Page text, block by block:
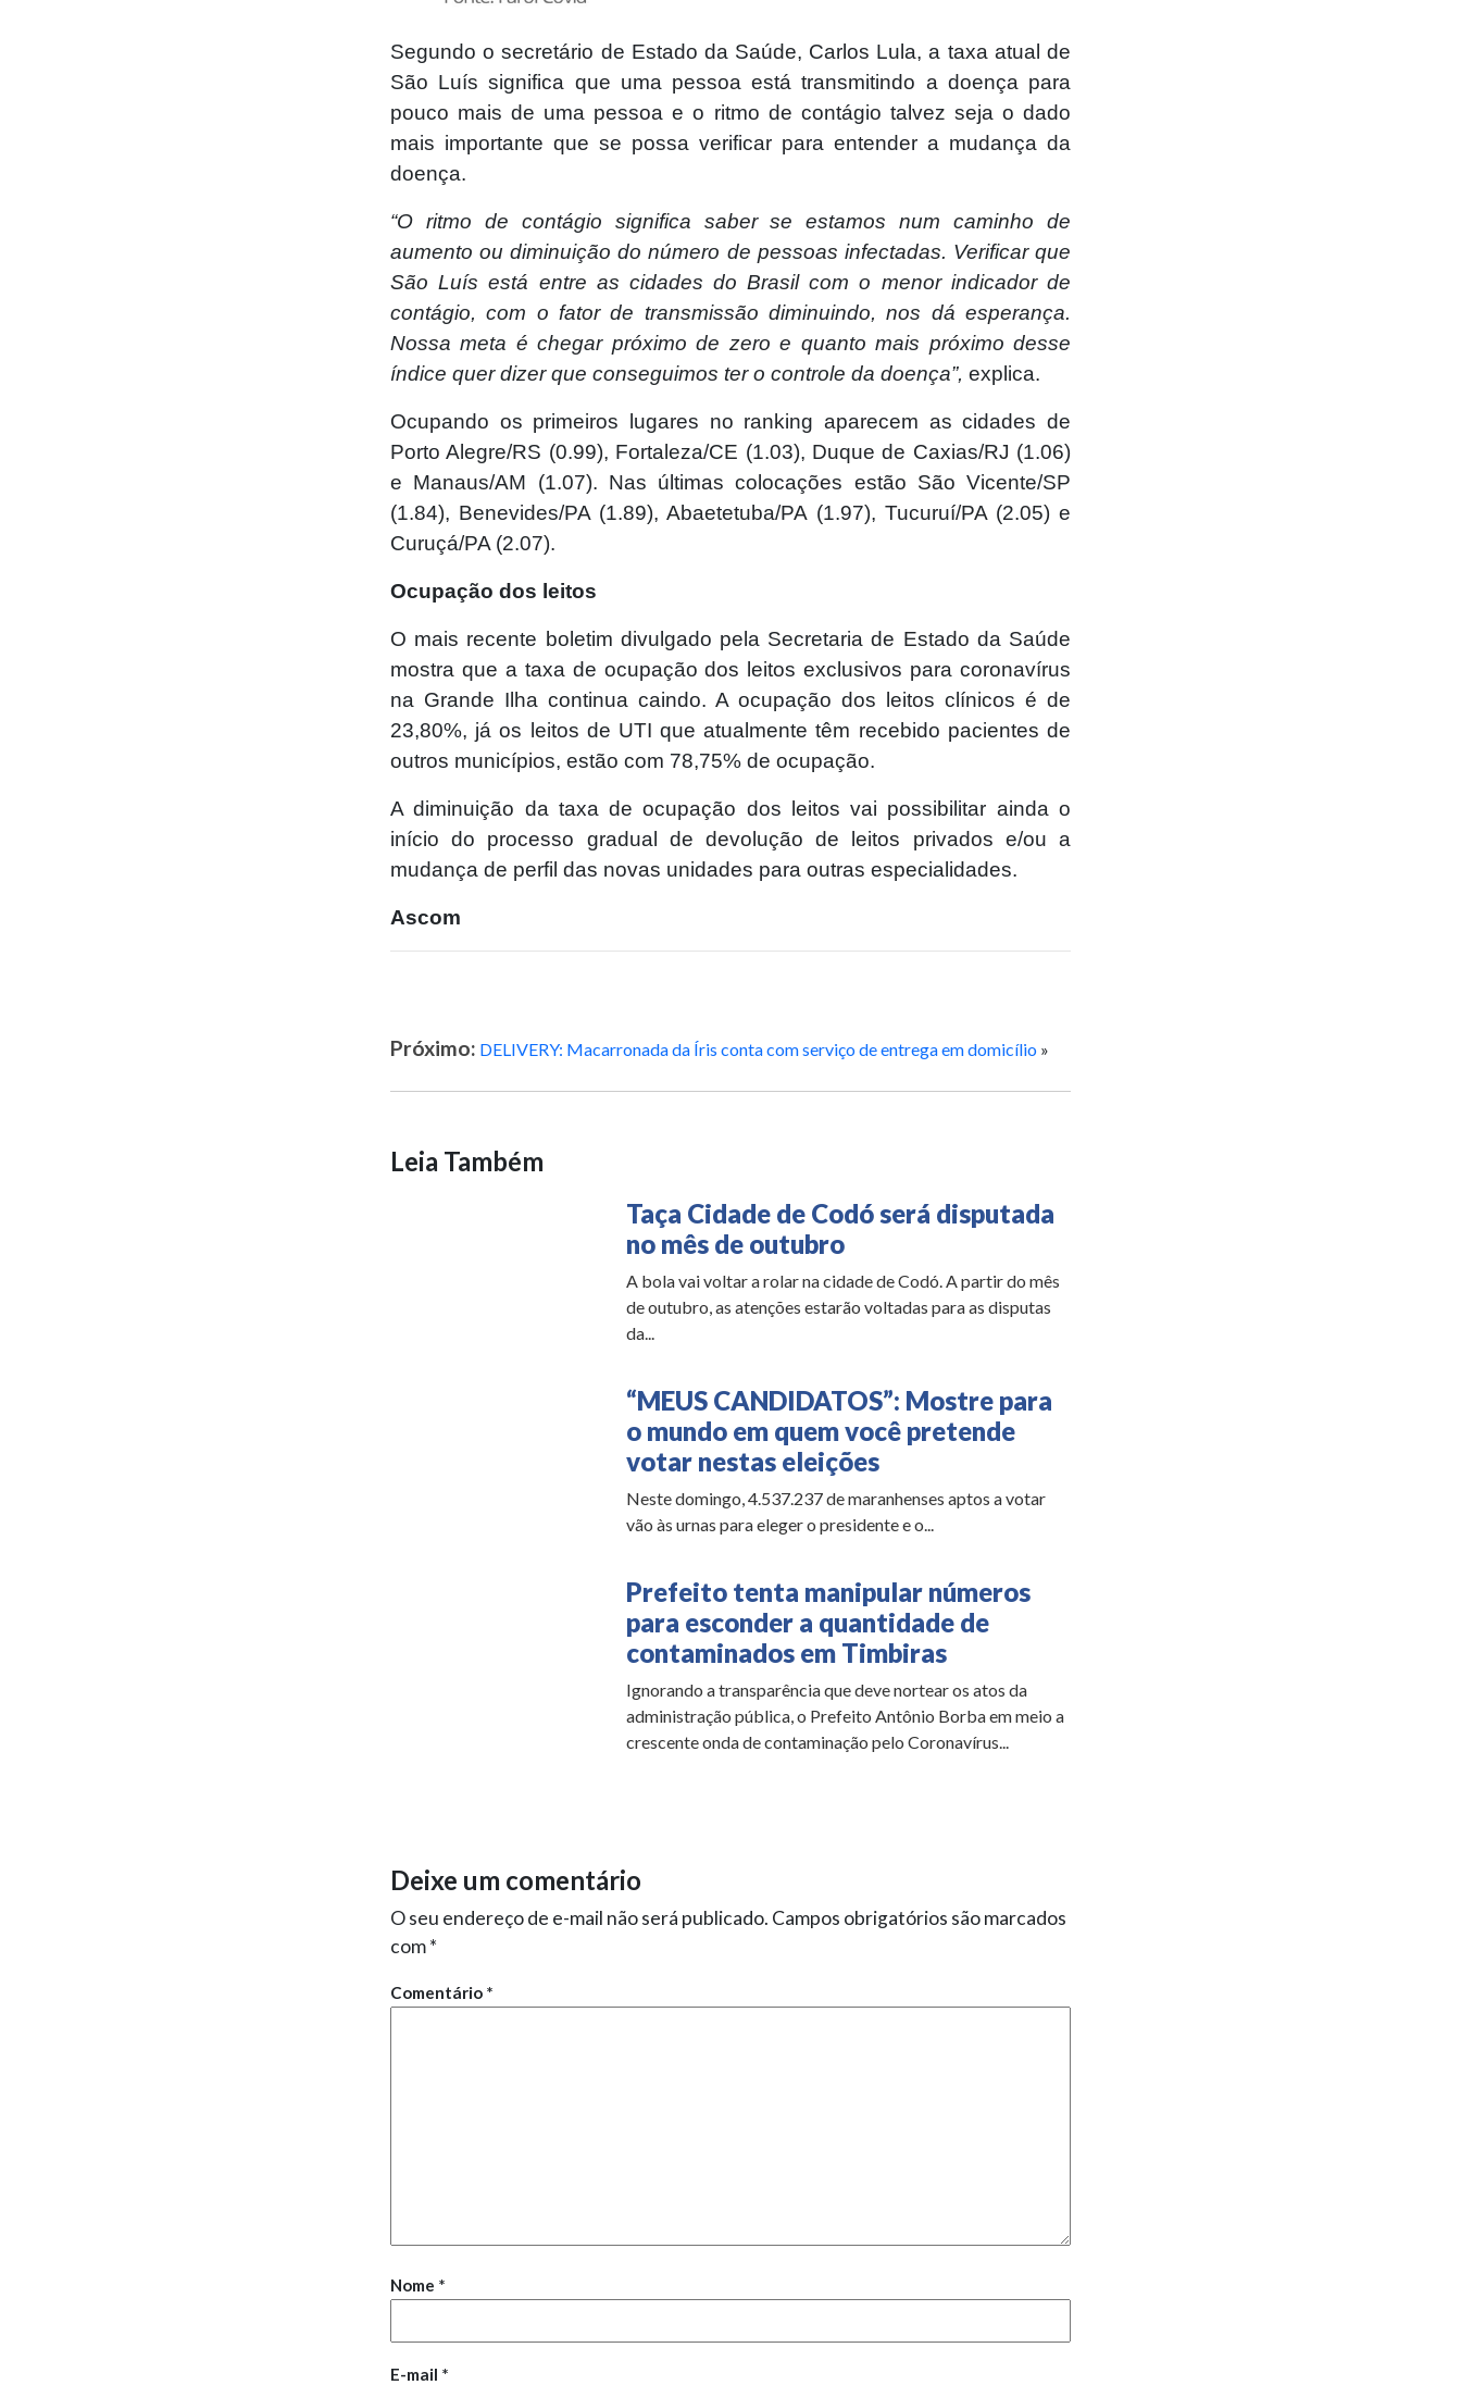
Segundo o secretário de Estado da Saúde, Carlos Lula, a taxa atual de
São Luís significa que uma pessoa está transmitindo a doença para
pouco mais de uma pessoa e o ritmo de contágio talvez seja o dado
mais importante que se possa verificar para entender a mudança da
doença.
“O ritmo de contágio significa saber se estamos num caminho de
aumento ou diminuição do número de pessoas infectadas. Verificar que
São Luís está entre as cidades do Brasil com o menor indicador de
contágio, com o fator de transmissão diminuindo, nos dá esperança.
Nossa meta é chegar próximo de zero e quanto mais próximo desse
índice quer dizer que conseguimos ter o controle da doença”, explica.
Ocupando os primeiros lugares no ranking aparecem as cidades de
Porto Alegre/RS (0.99), Fortaleza/CE (1.03), Duque de Caxias/RJ (1.06)
e Manaus/AM (1.07). Nas últimas colocações estão São Vicente/SP
(1.84), Benevides/PA (1.89), Abaetetuba/PA (1.97), Tucuruí/PA (2.05) e
Curuçá/PA (2.07).
Ocupação dos leitos
O mais recente boletim divulgado pela Secretaria de Estado da Saúde
mostra que a taxa de ocupação dos leitos exclusivos para coronavírus
na Grande Ilha continua caindo. A ocupação dos leitos clínicos é de
23,80%, já os leitos de UTI que atualmente têm recebido pacientes de
outros municípios, estão com 78,75% de ocupação.
A diminuição da taxa de ocupação dos leitos vai possibilitar ainda o
início do processo gradual de devolução de leitos privados e/ou a
mudança de perfil das novas unidades para outras especialidades.
Ascom
Próximo: DELIVERY: Macarronada da Íris conta com serviço de entrega em domicílio »
Leia Também
Taça Cidade de Codó será disputada
no mês de outubro
A bola vai voltar a rolar na cidade de Codó. A partir do mês
de outubro, as atenções estarão voltadas para as disputas
da...
“MEUS CANDIDATOS”: Mostre para
o mundo em quem você pretende
votar nestas eleições
Neste domingo, 4.537.237 de maranhenses aptos a votar
vão às urnas para eleger o presidente e o...
Prefeito tenta manipular números
para esconder a quantidade de
contaminados em Timbiras
Ignorando a transparência que deve nortear os atos da
administração pública, o Prefeito Antônio Borba em meio a
crescente onda de contaminação pelo Coronavírus...
Deixe um comentário
O seu endereço de e-mail não será publicado. Campos obrigatórios são marcados
com*
Comentário *
Nome *
E-mail *